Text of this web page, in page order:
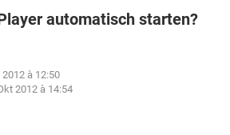
TIKTOK
HARDWARE
STREAMING
IOS
automatisch starten?
à 12:50
2012 à 14:54